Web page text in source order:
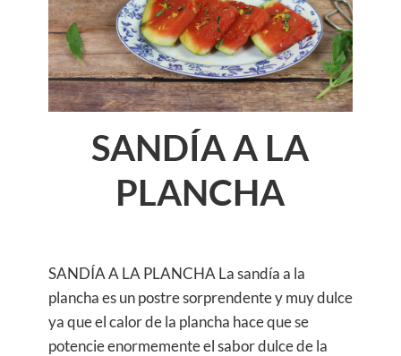
SANDÍA A LA
PLANCHA
SANDÍA A LA PLANCHA La sandía a la
plancha es un postre sorprendente y muy dulce
ya que el calor de la plancha hace que se
potencie enormemente el sabor dulce de la